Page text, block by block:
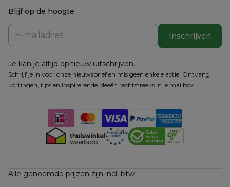
Blijf op de hoogte
Inschrijven
Je kan je altijd opnieuw uitschrijven.
Schrijf je in voor onze nieuwsbrief en mis geen enkele actie! Ontvang
kortingen, tips en inspirerende ideeën rechtstreeks in je mailbox.
Alle genoemde prijzen zijn incl. btw